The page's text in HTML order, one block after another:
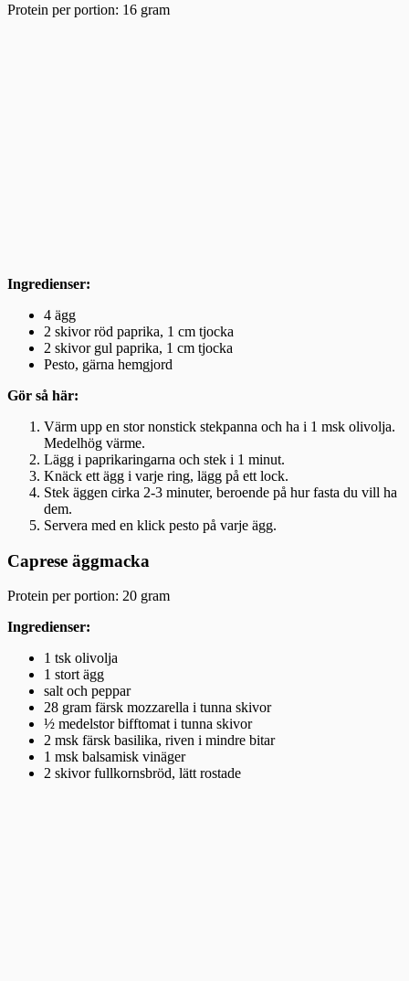
Protein per portion: 16 gram
Ingredienser:
4 ägg
2 skivor röd paprika, 1 cm tjocka
2 skivor gul paprika, 1 cm tjocka
Pesto, gärna hemgjord
Gör så här:
Värm upp en stor nonstick stekpanna och ha i 1 msk olivolja.
Medelhög värme.
Lägg i paprikaringarna och stek i 1 minut.
Knäck ett ägg i varje ring, lägg på ett lock.
Stek äggen cirka 2-3 minuter, beroende på hur fasta du vill ha
dem.
Servera med en klick pesto på varje ägg.
Caprese äggmacka
Protein per portion: 20 gram
Ingredienser:
1 tsk olivolja
1 stort ägg
salt och peppar
28 gram färsk mozzarella i tunna skivor
½ medelstor bifftomat i tunna skivor
2 msk färsk basilika, riven i mindre bitar
1 msk balsamisk vinäger
2 skivor fullkornsbröd, lätt rostade